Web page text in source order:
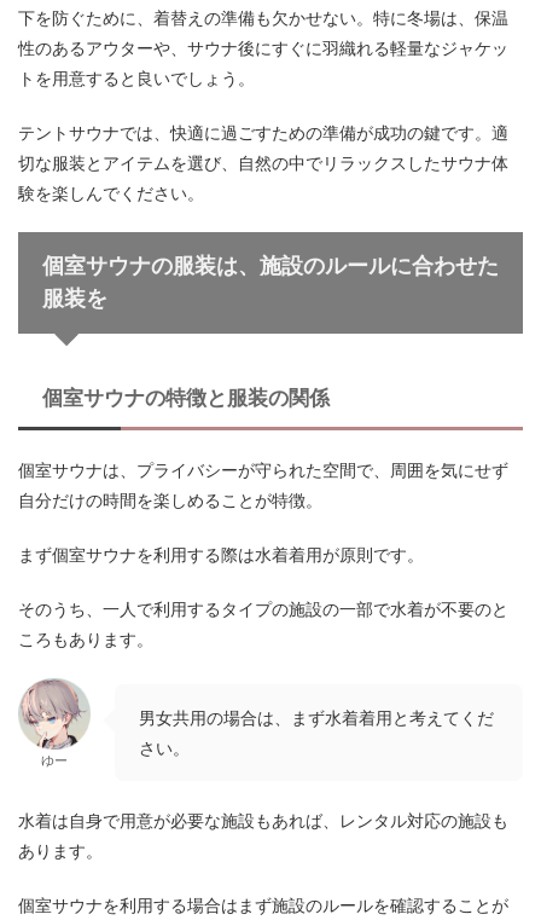
下を防ぐために、着替えの準備も欠かせない。特に冬場は、保温
性のあるアウターや、サウナ後にすぐに羽織れる軽量なジャケッ
トを用意すると良いでしょう。
テントサウナでは、快適に過ごすための準備が成功の鍵です。適
切な服装とアイテムを選び、自然の中でリラックスしたサウナ体
験を楽しんでください。
個室サウナの服装は、施設のルールに合わせた
服装を
個室サウナの特徴と服装の関係
個室サウナは、プライバシーが守られた空間で、周囲を気にせず
自分だけの時間を楽しめることが特徴。
まず個室サウナを利用する際は水着着用が原則です。
そのうち、一人で利用するタイプの施設の一部で水着が不要のと
ころもあります。
ゆー
男女共用の場合は、まず水着着用と考えてくだ
さい。
水着は自身で用意が必要な施設もあれば、レンタル対応の施設も
あります。
個室サウナを利用する場合はまず施設のルールを確認することが